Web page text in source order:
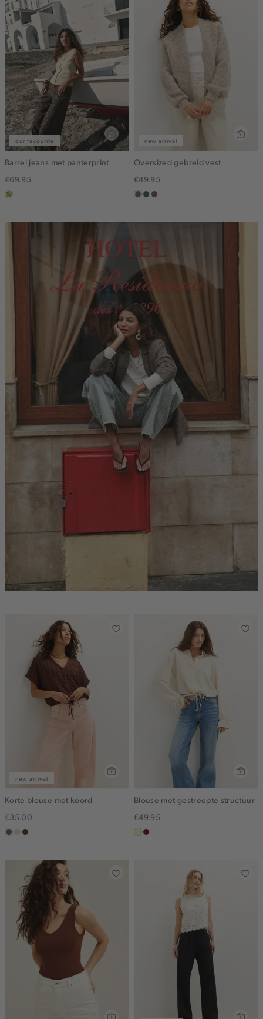
our favourite
Barrel jeans met panterprint
€69.95
meerkleurig
new arrival
Oversized gebreid vest
€49.95
taupe
groen,
bruin
new arrival
Korte blouse met koord
€35.00
middenbruin
pinkgroen,
midden
Blouse met gestreepte structuur
€49.95
lichtgeel
rood,